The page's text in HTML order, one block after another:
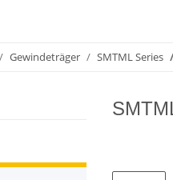
Gewindeträger SMTML Series